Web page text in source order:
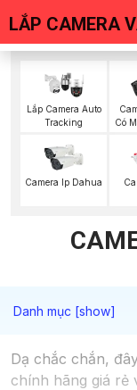
LẮP CAMERA
Lắp Camera Auto
Tracking
Có
Camera Ip Dahua
Dạ chắc chắn,
chính hãng giá rẻ